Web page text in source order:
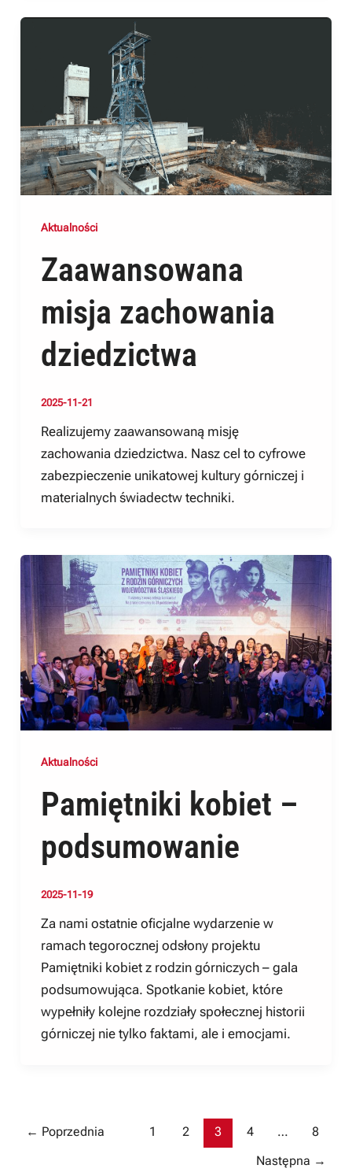
Aktualności
Zaawansowana
misja zachowania
dziedzictwa
2025-11-21
Realizujemy zaawansowaną misję
zachowania dziedzictwa. Nasz cel to cyfrowe
zabezpieczenie unikatowej kultury górniczej i
materialnych świadectw techniki.
Aktualności
Pamiętniki kobiet –
podsumowanie
2025-11-19
Za nami ostatnie oficjalne wydarzenie w
ramach tegorocznej odsłony projektu
Pamiętniki kobiet z rodzin górniczych – gala
podsumowująca. Spotkanie kobiet, które
wypełniły kolejne rozdziały społecznej historii
górniczej nie tylko faktami, ale i emocjami.
Post← Poprzednia 1 2 3 4 …
8
Następna →